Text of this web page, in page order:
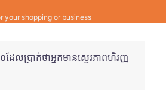
your shopping or business
ែលប្រាក់ថាអ្នកមានស្ថេរភាពហិរញ្ញ